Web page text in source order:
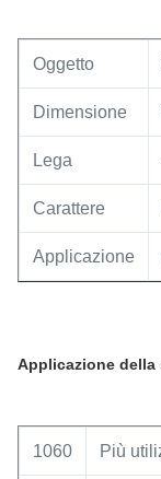
Oggetto
Dimensione
Lega
Carattere
Applicazione
Applicazione
1060 Più